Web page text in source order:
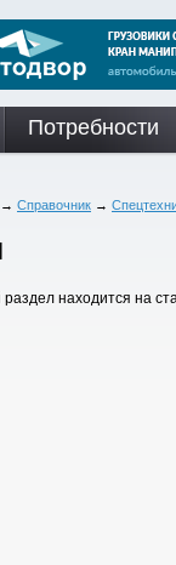
Потребности
→ Справочник →
находится на